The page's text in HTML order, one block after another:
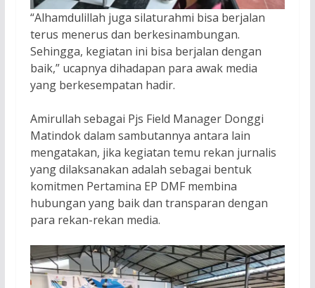
“Alhamdulillah juga silaturahmi bisa berjalan
terus menerus dan berkesinambungan.
Sehingga, kegiatan ini bisa berjalan dengan
baik,” ucapnya dihadapan para awak media
yang berkesempatan hadir.
Amirullah sebagai Pjs Field Manager Donggi
Matindok dalam sambutannya antara lain
mengatakan, jika kegiatan temu rekan jurnalis
yang dilaksanakan adalah sebagai bentuk
komitmen Pertamina EP DMF membina
hubungan yang baik dan transparan dengan
para rekan-rekan media.